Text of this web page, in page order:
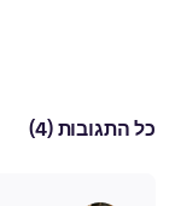
כל התגובות (4)